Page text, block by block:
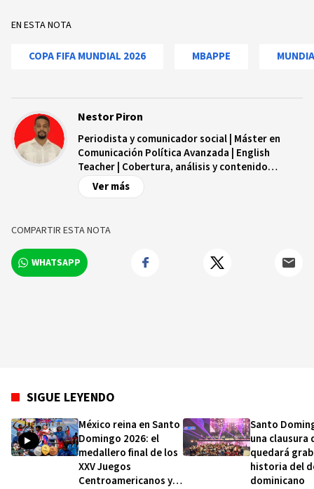
EN ESTA NOTA
COPA FIFA MUNDIAL 2026 MBAPPE
Nestor Piron
Periodista y comunicador social | Máster en
Comunicación Política Avanzada | English
Teacher | Cobertura, análisis y contenido
digital.
Ver más
COMPARTIR ESTA NOTA
WHATSAPP
SIGUE LEYENDO
México reina en Santo
Domingo 2026: el
medallero final de los
XXV Juegos
Centroamericanos y
Santo
una clausura
quedará
historia del
dominicano